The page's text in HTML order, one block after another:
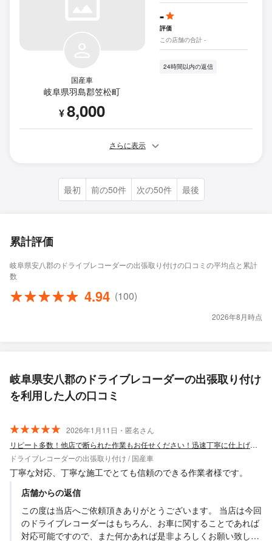
国産車
岐阜県羽島郡笠松町
¥8,000
-
評価
この店舗の合計 -
24時間以内の返信
さらに表示
最初 前の50件 次の50件 最後
累計評価
岐阜県安八郡のドライブレコーダーの出張取り付けの口コミの平均点と累計
数
4.94 (100)
2026年8月時点
岐阜県安八郡のドライブレコーダーの出張取り付け
を利用した人の口コミ
2026年1月11日・匿名さん
リピート多数！他店で断られた作業もお任せください！迅速丁寧に仕上げます
ドライブレコーダーの出張取り付け / 国産車
丁寧な対応、丁寧な施工でとても信頼のできる作業者様です。
店舗からの返信
この度は当店へご依頼頂きありがとうございます。 当店は今回
のドライブレコーダーはもちろん、お車に関することであれば
対応可能ですので、また何かあれば是非よろしくお願い致しま